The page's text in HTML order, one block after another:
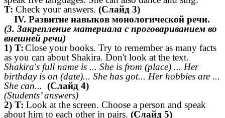
T: Check your answers. (Слайд 3)
IV. Развитие навыков монологической речи.
(3. Закрепление материала с проговариванием во
внешней речи)
1) T:Close your books. Try to remember as many facts
as you can about Shakira. Don't look at the text.
Shakira's full name is ... She is from (place) ... Her
birthday is on (date)... She has got... Her hobbies are ...
She can... (Слайд 4)
(Students’ answers)
2) T: Look at the screen. Choose a person and speak
about him to each other in pairs. (Слайд 5)